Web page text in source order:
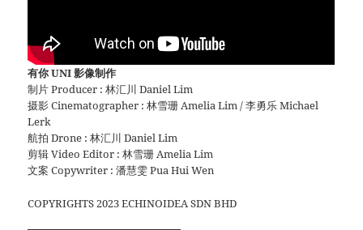
有你 UNI 影像制作
制片 Producer : 林汇川 Daniel Lim
摄影 Cinematographer : 林雪珊 Amelia Lim / 李勇乐 Michael
Lerk
航拍 Drone : 林汇川 Daniel Lim
剪辑 Video Editor : 林雪珊 Amelia Lim
文案 Copywriter : 潘慧雯 Pua Hui Wen
COPYRIGHTS 2023 ECHINOIDEA SDN BHD